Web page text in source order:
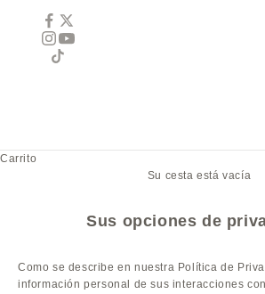
Carrito
Su cesta está vacía
Sus opciones de
Como se describe en nuestra Política de
información personal de sus interacciones